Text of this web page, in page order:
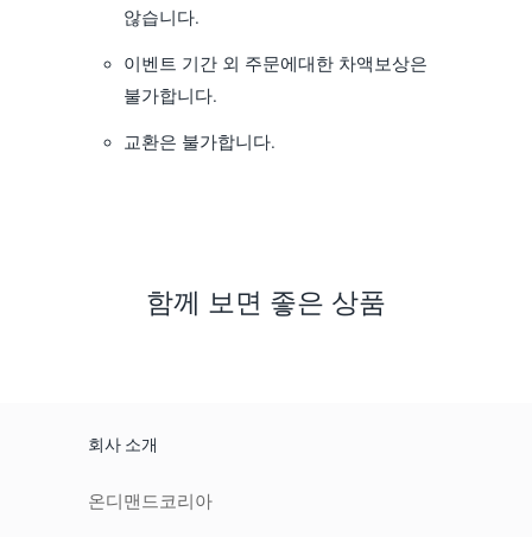
않습니다.
이벤트 기간 외 주문에대한 차액보상은
불가합니다.
교환은 불가합니다.
함께 보면 좋은 상품
회사 소개
온디맨드코리아